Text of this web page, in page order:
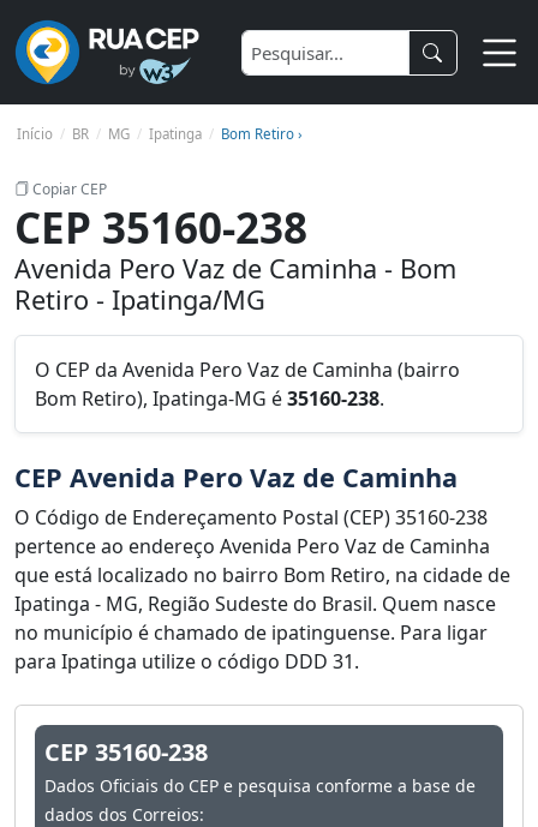
Início BR MG Ipatinga Bom Retiro ›
Copiar CEP
CEP 35160-238
Avenida Pero Vaz de Caminha - Bom
Retiro - Ipatinga/MG
O CEP da Avenida Pero Vaz de Caminha (bairro
Bom Retiro), Ipatinga-MG é35160-238.
CEP Avenida Pero Vaz de Caminha
O Código de Endereçamento Postal (CEP) 35160-238
pertence ao endereço Avenida Pero Vaz de Caminha
que está localizado no bairro Bom Retiro, na cidade de
Ipatinga - MG, Região Sudeste do Brasil. Quem nasce
no município é chamado de ipatinguense. Para ligar
para Ipatinga utilize o código DDD 31.
CEP 35160-238
Dados Oficiais do CEP e pesquisa conforme a base de
dados dos Correios: